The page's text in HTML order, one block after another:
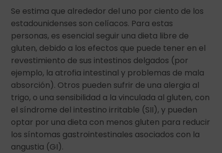
Se estima que alrededor del uno por ciento de los
estadounidenses son celíacos. Para estas
personas, es esencial seguir una dieta libre de
gluten, debido a los efectos que puede tener en el
revestimiento de sus intestinos delgados (por
ejemplo, la atrofia intestinal y problemas de mala
absorción). Otros pueden sufrir de una alergia al
trigo, o una sensibilidad a la vinculada al gluten, con
el síndrome del intestino irritable (SII), y pueden
optar por una dieta con menos gluten para reducir
los síntomas gastrointestinales asociados con la
angustia (GI).